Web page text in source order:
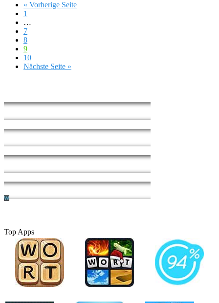
« Vorherige Seite
1
…
7
8
9
10
Nächste Seite »
Top Apps